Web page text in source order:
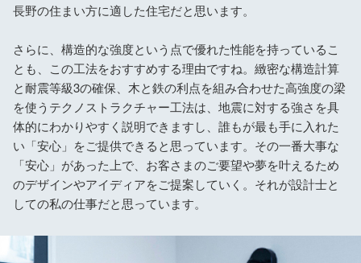
長野の住まい方に適した住宅だと思います。
さらに、構造的な強度という点で優れた性能を持っているこ
とも、この工法をおすすめする理由ですね。緻密な構造計算
と耐震等級3の確保、木と鉄の利点を組み合わせた高強度の梁
を使うテクノストラクチャー工法は、地震に対する強さを具
体的にわかりやすく説明できますし、誰もが最も手に入れた
い「安心」をご提供できると思っています。その一番大事な
「安心」があった上で、お客さまのご要望や夢を叶えるため
のデザインやアイディアをご提案していく。それが設計士と
しての私の仕事だと思っています。